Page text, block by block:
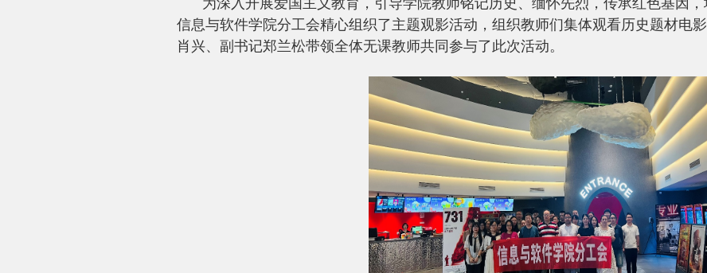
为深入开展爱国主义教育，引导学院教师铭记历史、缅怀先烈，传承红色基因，
信息与软件学院分工会精心组织了主题观影活动，组织教师们集体观看历史题材电
肖兴、副书记郑兰松带领全体无课教师共同参与了此次活动。